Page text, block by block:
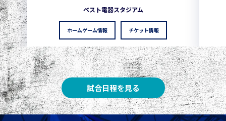
ベスト電器スタジアム
ホームゲーム情報 チケット情報
試合日程を見る